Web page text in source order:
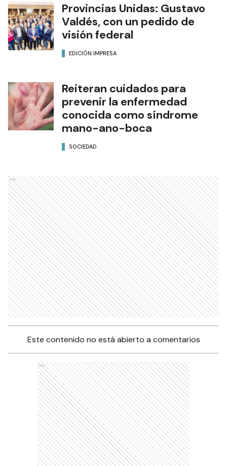
Provincias Unidas: Gustavo
Valdés, con un pedido de
visión federal
EDICIÓN IMPRESA
Reiteran cuidados para
prevenir la enfermedad
conocida como síndrome
mano-ano-boca
SOCIEDAD
Ads
Este contenido no está abierto a comentarios
Ads